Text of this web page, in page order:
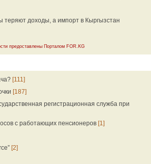
теряют доходы, а импорт в Кыргызстан
предоставлены Порталом FOR.KG
[111]
[187]
регистрационная служба при
с работающих пенсионеров [1]
[2]